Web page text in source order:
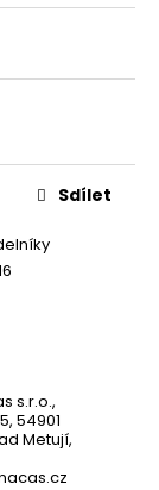
s.r.o.,
54901
Metují,
Sdílet